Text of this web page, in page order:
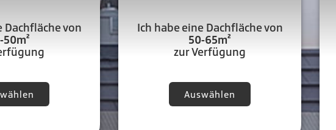
Dachfläche von
50m²
Ich habe eine Dachfläche von
50-65m²
zur Verfügung
Auswählen